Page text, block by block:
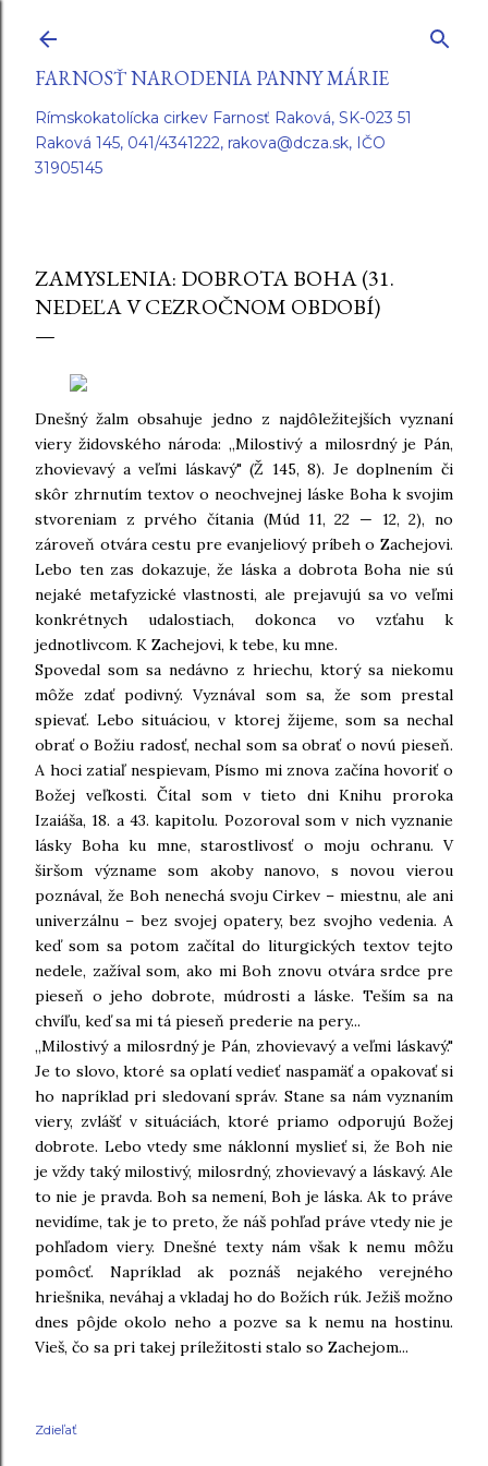
FARNOSŤ NARODENIA PANNY MÁRIE
Rímskokatolícka cirkev Farnosť Raková, SK-023 51
Raková 145, 041/4341222, rakova@dcza.sk, IČO
31905145
ZAMYSLENIA: DOBROTA BOHA (31.
NEDEĽA V CEZROČNOM OBDOBÍ)
Dnešný žalm obsahuje jedno z najdôležitejších vyznaní
viery židovského národa: „Milostivý a milosrdný je Pán,
zhovievavý a veľmi láskavý" (Ž 145, 8). Je doplnením či
skôr zhrnutím textov o neochvejnej láske Boha k svojim
stvoreniam z prvého čítania (Múd 11, 22 — 12, 2), no
zároveň otvára cestu pre evanjeliový príbeh o Zachejovi.
Lebo ten zas dokazuje, že láska a dobrota Boha nie sú
nejaké metafyzické vlastnosti, ale prejavujú sa vo veľmi
konkrétnych udalostiach, dokonca vo vzťahu k
jednotlivcom. K Zachejovi, k tebe, ku mne.
Spovedal som sa nedávno z hriechu, ktorý sa niekomu
môže zdať podivný. Vyznával som sa, že som prestal
spievať. Lebo situáciou, v ktorej žijeme, som sa nechal
obrať o Božiu radosť, nechal som sa obrať o novú pieseň.
A hoci zatiaľ nespievam, Písmo mi znova začína hovoriť o
Božej veľkosti. Čítal som v tieto dni Knihu proroka
Izaiáša, 18. a 43. kapitolu. Pozoroval som v nich vyznanie
lásky Boha ku mne, starostlivosť o moju ochranu. V
širšom význame som akoby nanovo, s novou vierou
poznával, že Boh nenechá svoju Cirkev – miestnu, ale ani
univerzálnu – bez svojej opatery, bez svojho vedenia. A
keď som sa potom začítal do liturgických textov tejto
nedele, zažíval som, ako mi Boh znovu otvára srdce pre
pieseň o jeho dobrote, múdrosti a láske. Teším sa na
chvíľu, keď sa mi tá pieseň prederie na pery...
„Milostivý a milosrdný je Pán, zhovievavý a veľmi láskavý."
Je to slovo, ktoré sa oplatí vedieť naspamäť a opakovať si
ho napríklad pri sledovaní správ. Stane sa nám vyznaním
viery, zvlášť v situáciách, ktoré priamo odporujú Božej
dobrote. Lebo vtedy sme náklonní myslieť si, že Boh nie
je vždy taký milostivý, milosrdný, zhovievavý a láskavý. Ale
to nie je pravda. Boh sa nemení, Boh je láska. Ak to práve
nevidíme, tak je to preto, že náš pohľad práve vtedy nie je
pohľadom viery. Dnešné texty nám však k nemu môžu
pomôcť. Napríklad ak poznáš nejakého verejného
hriešnika, neváhaj a vkladaj ho do Božích rúk. Ježiš možno
dnes pôjde okolo neho a pozve sa k nemu na hostinu.
Vieš, čo sa pri takej príležitosti stalo so Zachejom...
Zdieľať